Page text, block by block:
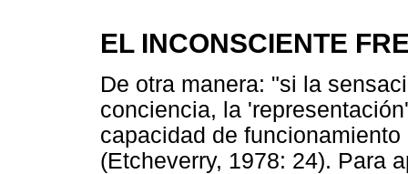
EL INCONSCIENTE
De otra manera: "si la
conciencia, la
capacidad de
(Etcheverry, 1978: 24). Para